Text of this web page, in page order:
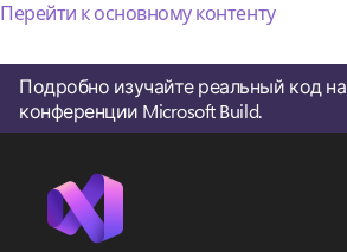
Перейти к основному контенту
Подробно изучайте реальный код на
конференции Microsoft Build.